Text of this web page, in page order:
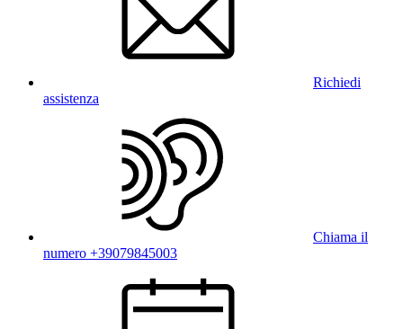
Richiedi
assistenza
Chiama il
numero +39079845003